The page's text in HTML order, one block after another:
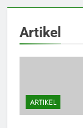
Artikel
ARTIKEL